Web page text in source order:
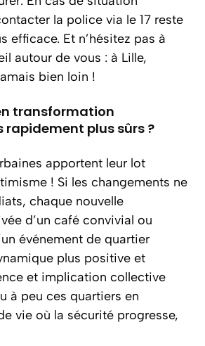
la police via le 17 reste
efficace. Et n’hésitez pas à
autour de vous : à Lille,
bien loin !
transformation
plus sûrs ?
apportent leur lot
! Si les changements ne
chaque nouvelle
d’un café convivial ou
événement de quartier
plus positive et
et implication collective
à peu ces quartiers en
vie où la sécurité progresse,